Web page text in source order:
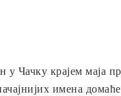
у Чачку крајем
имена